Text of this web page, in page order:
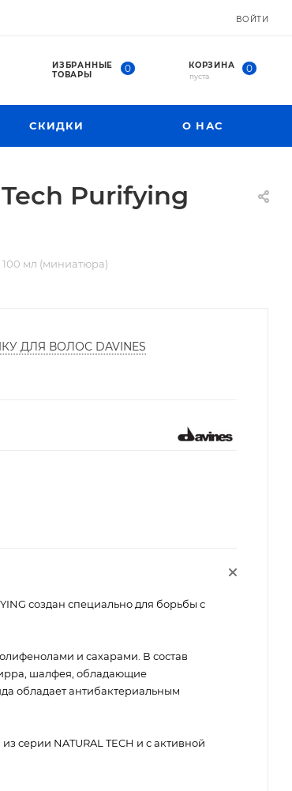
ВОЙТИ
ИЗБРАННЫЕ
ТОВАРЫ
0 КОРЗИНА 0
пуста
СКИДКИ О НАС
Purifying
мл (миниатюра)
ДЛЯ ВОЛОС DAVINES
создан специально для борьбы с
и сахарами. В состав
шалфея, обладающие
обладает антибактериальным
серии NATURAL TECH и с активной